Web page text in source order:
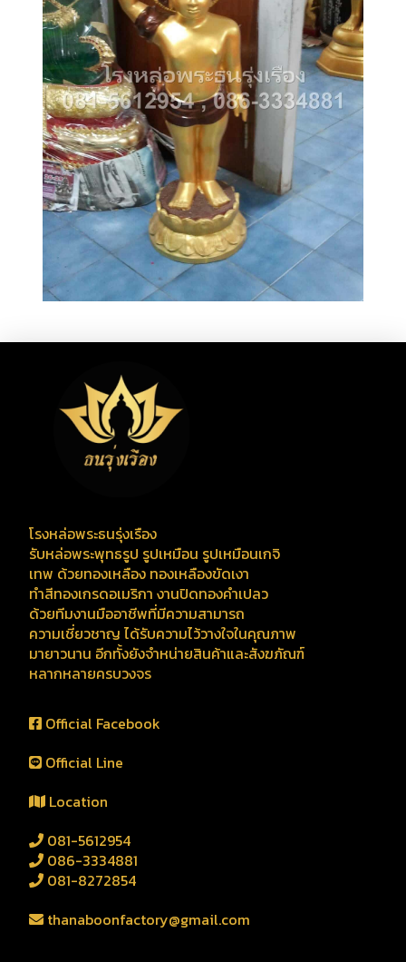
โรงหล่อพระธนรุ่งเรือง
รับหล่อพระพุทธรูป รูปเหมือน รูปเหมือนเกจิ
เทพ ด้วยทองเหลือง ทองเหลืองขัดเงา
ทำสีทองเกรดอเมริกา งานปิดทองคำเปลว
ด้วยทีมงานมืออาชีพที่มีความสามารถ
ความเชี่ยวชาญ ได้รับความไว้วางใจในคุณภาพ
มายาวนาน อีกทั้งยังจำหน่ายสินค้าและสังฆภัณฑ์
หลากหลายครบวงจร
Official Facebook
Official Line
Location
081-5612954
086-3334881
081-8272854
thanaboonfactory@gmail.com